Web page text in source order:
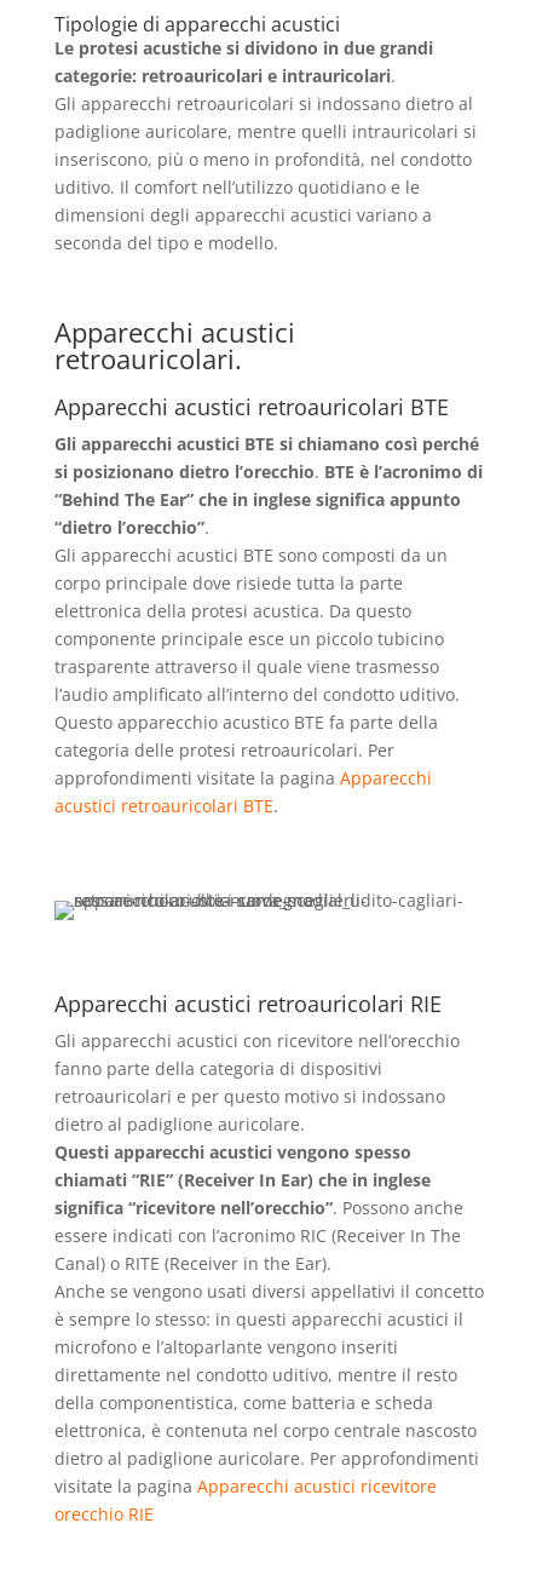
Tipologie di apparecchi acustici
Le protesi acustiche si dividono in due grandi
categorie: retroauricolari e intrauricolari.
Gli apparecchi retroauricolari si indossano dietro al
padiglione auricolare, mentre quelli intrauricolari si
inseriscono, più o meno in profondità, nel condotto
uditivo. Il comfort nell’utilizzo quotidiano e le
dimensioni degli apparecchi acustici variano a
seconda del tipo e modello.
Apparecchi acustici
retroauricolari.
Apparecchi acustici retroauricolari BTE
Gli apparecchi acustici BTE si chiamano così perché
si posizionano dietro l’orecchio. BTE è l’acronimo di
“Behind The Ear” che in inglese significa appunto
“dietro l’orecchio”.
Gli apparecchi acustici BTE sono composti da un
corpo principale dove risiede tutta la parte
elettronica della protesi acustica. Da questo
componente principale esce un piccolo tubicino
trasparente attraverso il quale viene trasmesso
l’audio amplificato all’interno del condotto uditivo.
Questo apparecchio acustico BTE fa parte della
categoria delle protesi retroauricolari. Per
approfondimenti visitate la pagina Apparecchi
acustici retroauricolari BTE.
Apparecchi acustici retroauricolari RIE
Gli apparecchi acustici con ricevitore nell’orecchio
fanno parte della categoria di dispositivi
retroauricolari e per questo motivo si indossano
dietro al padiglione auricolare.
Questi apparecchi acustici vengono spesso
chiamati “RIE” (Receiver In Ear) che in inglese
significa “ricevitore nell’orecchio”. Possono anche
essere indicati con l’acronimo RIC (Receiver In The
Canal) o RITE (Receiver in the Ear).
Anche se vengono usati diversi appellativi il concetto
è sempre lo stesso: in questi apparecchi acustici il
microfono e l’altoparlante vengono inseriti
direttamente nel condotto uditivo, mentre il resto
della componentistica, come batteria e scheda
elettronica, è contenuta nel corpo centrale nascosto
dietro al padiglione auricolare. Per approfondimenti
visitate la pagina Apparecchi acustici ricevitore
orecchio RIE